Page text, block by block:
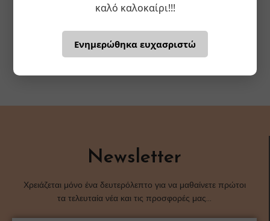
Newsletter
Χρειάζεται μόνο ένα δευτερόλεπτο για να μαθαίνετε πρώτοι
τα τελευταία νέα και τις προσφορές μας…
καλό καλοκαίρι!!!
Ενημερώθηκα ευχασριστώ